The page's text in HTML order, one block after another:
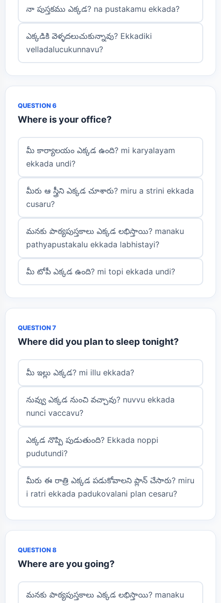
నా పుస్తకము ఎక్కడ? na pustakamu ekkada?
ఎక్కడికి వెళ్ళదలుచుకున్నావు? Ekkadiki
velladalucukunnavu?
QUESTION 6
Where is your office?
మీ కార్యాలయం ఎక్కడ ఉంది? mi karyalayam
ekkada undi?
మీరు ఆ స్త్రీని ఎక్కడ చూశారు? miru a strini ekkada
cusaru?
మనకు పాఠ్యపుస్తకాలు ఎక్కడ లభిస్తాయి? manaku
pathyapustakalu ekkada labhistayi?
మీ టోపీ ఎక్కడ ఉంది? mi topi ekkada undi?
QUESTION 7
Where did you plan to sleep tonight?
మీ ఇల్లు ఎక్కడ? mi illu ekkada?
నువ్వు ఎక్కడ నుంచి వచ్చావు? nuvvu ekkada
nunci vaccavu?
ఎక్కడ నొప్పి పుడుతుంది? Ekkada noppi
pudutundi?
మీరు ఈ రాత్రి ఎక్కడ పడుకోవాలని ప్లాన్ చేసారు? miru
i ratri ekkada padukovalani plan cesaru?
QUESTION 8
Where are you going?
మనకు పాఠ్యపుస్తకాలు ఎక్కడ లభిస్తాయి? manaku